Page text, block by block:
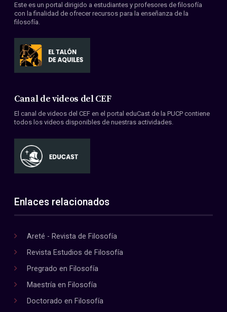
Este es un portal dirigido a estudiantes y profesores de filosofía
con la finalidad de ofrecer recursos para la enseñanza de la
filosofía.
Canal de videos del CEF
El canal de videos del CEF en el portal eduCast de la PUCP contiene
todos los videos disponibles de nuestras actividades.
Enlaces relacionados
Areté - Revista de Filosofía
Revista Estudios de Filosofía
Pregrado en Filosofía
Maestría en Filosofía
Doctorado en Filosofía